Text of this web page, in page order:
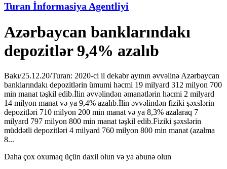
Turan İnformasiya Agentliyi
Azərbaycan banklarındakı
depozitlər 9,4% azalıb
Bakı/25.12.20/Turan: 2020-ci il dekabr ayının əvvəlinə Azərbaycan
banklarındakı depozitlərin ümumi həcmi 19 milyard 312 milyon 700
min manat təşkil edib.İlin əvvəlindən əmanətlərin həcmi 2 milyard
14 milyon manat və ya 9,4% azalıb.İlin əvvəlindən fiziki şəxslərin
depozitləri 710 milyon 200 min manat və ya 8,3% azalaraq 7
milyard 797 milyon 800 min manat təşkil edib.Fiziki şəxslərin
müddətli depozitləri 4 milyard 760 milyon 800 min manat (azalma
8...
Daha çox oxumaq üçün daxil olun və ya abunə olun